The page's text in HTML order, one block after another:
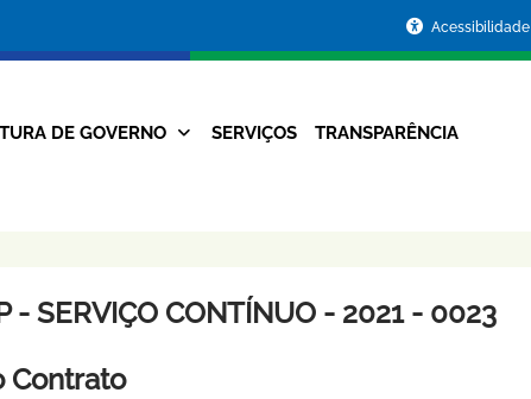
da
Prefeitura
Acessibilidade
Navegação
DE GOVERNO SERVIÇOS TRANSPARÊNCIA
- SERVIÇO CONTÍNUO - 2021 - 0023
Contrato